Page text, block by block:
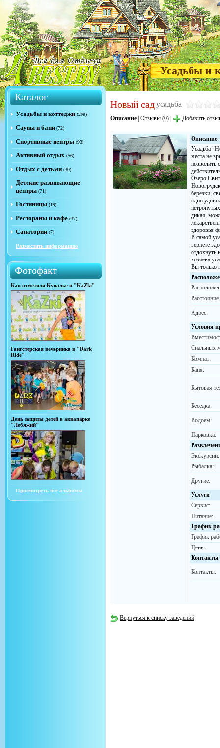
Усадьбы и
Каталог
Усадьбы и коттеджи (209)
Сауны и бани (72)
Спортивные центры (93)
Активный отдых (56)
Отдых с детьми (30)
Детские развивающие
центры (71)
Гостиницы (19)
Рестораны и кафе (37)
Санатории (7)
Разместить информацию
Фотофакт
Как отметили Купалье в "KaZki"
Гангстерская вечеринка в "Dark
Ride"
День защиты детей в аквапарке
"Лебяжий"
Просмотреть все альбомы
Новый садусадьба
Описание Отзывы (0) Добавить
Описание
Усадьба
места не
позволить
Озеро
березки,
одно
дикая,
здоровья
В самой
вернете
отдохнуть
хозяева
Вы только
Адрес:
Условия
Спальных
Комнат:
Баня:
Бытовая
Беседка:
Водоем:
Парковка:
Экскурсии:
Рыбалка:
Другие:
Услуги
Сервис:
Питание:
График
График
Цены:
Контакты
Контакты:
Вернуться к списку заведений